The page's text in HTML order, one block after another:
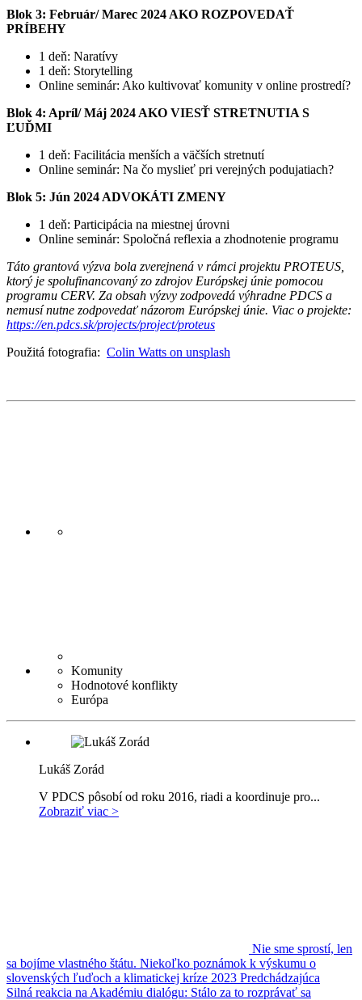
Blok 3: Február/ Marec 2024 AKO ROZPOVEDAŤ
PRÍBEHY
1 deň: Naratívy
1 deň: Storytelling
Online seminár: Ako kultivovať komunity v online prostredí?
Blok 4: Apríl/ Máj 2024 AKO VIESŤ STRETNUTIA S
ĽUĎMI
1 deň: Facilitácia menších a väčších stretnutí
Online seminár: Na čo myslieť pri verejných podujatiach?
Blok 5: Jún 2024 ADVOKÁTI ZMENY
1 deň: Participácia na miestnej úrovni
Online seminár: Spoločná reflexia a zhodnotenie programu
Táto grantová výzva bola zverejnená v rámci projektu PROTEUS,
ktorý je spolufinancovaný zo zdrojov Európskej únie pomocou
programu CERV. Za obsah výzvy zodpovedá výhradne PDCS a
nemusí nutne zodpovedať názorom Európskej únie. Viac o projekte:
https://en.pdcs.sk/projects/project/proteus
Použitá fotografia: Colin Watts on unsplash
Komunity
Hodnotové konflikty
Európa
Lukáš Zorád
V PDCS pôsobí od roku 2016, riadi a koordinuje pro...
Zobraziť viac >
Nie sme sprostí, len
sa bojíme vlastného štátu. Niekoľko poznámok k výskumu o
slovenských ľuďoch a klimatickej kríze 2023 Predchádzajúca
Silná reakcia na Akadémiu dialógu: Stálo za to rozprávať sa